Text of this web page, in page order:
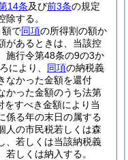
14条及び前3条の規定
する。
額で同項の所得割の額か
があるときは、当該控
施行令第48条の9の3か
により、 同項の納税義
なかった金額を還付
かった金額のうち法第
すべき金額により当
係る年の末日の属する
人の市民税若しくは森
、若しくは当該納税義
しくは納入する。